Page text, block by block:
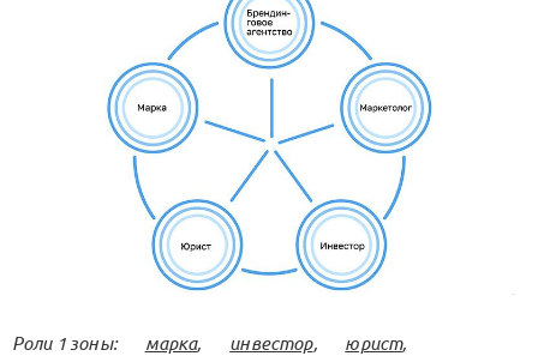
Роли 1 зоны: марка, инвестор, юрист,